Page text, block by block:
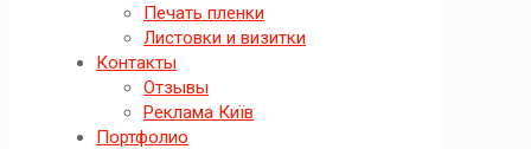
Печать пленки
Листовки и визитки
Контакты
Отзывы
Реклама Київ
Портфолио